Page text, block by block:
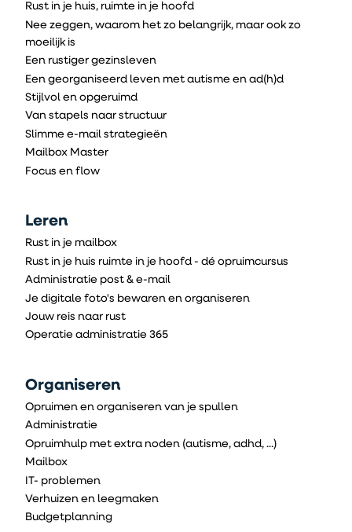
Rust in je huis, ruimte in je hoofd
Nee zeggen, waarom het zo belangrijk, maar ook zo
moeilijk is
Een rustiger gezinsleven
Een georganiseerd leven met autisme en ad(h)d
Stijlvol en opgeruimd
Van stapels naar structuur
Slimme e-mail strategieën
Mailbox Master
Focus en flow
Leren
Rust in je mailbox
Rust in je huis ruimte in je hoofd - dé opruimcursus
Administratie post & e-mail
Je digitale foto's bewaren en organiseren
Jouw reis naar rust
Operatie administratie 365
Organiseren
Opruimen en organiseren van je spullen
Administratie
Opruimhulp met extra noden (autisme, adhd, ...)
Mailbox
IT- problemen
Verhuizen en leegmaken
Budgetplanning